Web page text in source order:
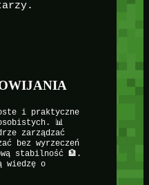
i praktyczne
📊
zarządzać
bez wyrzeczeń
stabilność 🏦.
wiedzę o